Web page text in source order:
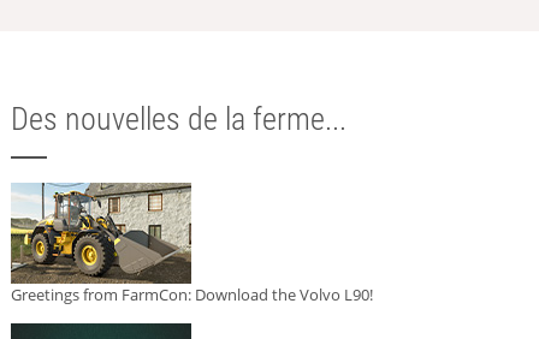
Des nouvelles de la ferme...
Greetings from FarmCon: Download the Volvo L90!